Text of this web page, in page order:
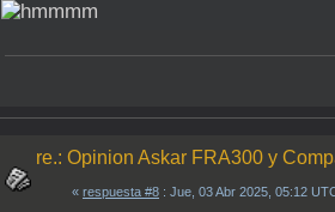
re.: Opinion Askar FRA300 y
« respuesta #8 : Jue, 03 Abr 2025, 05:12